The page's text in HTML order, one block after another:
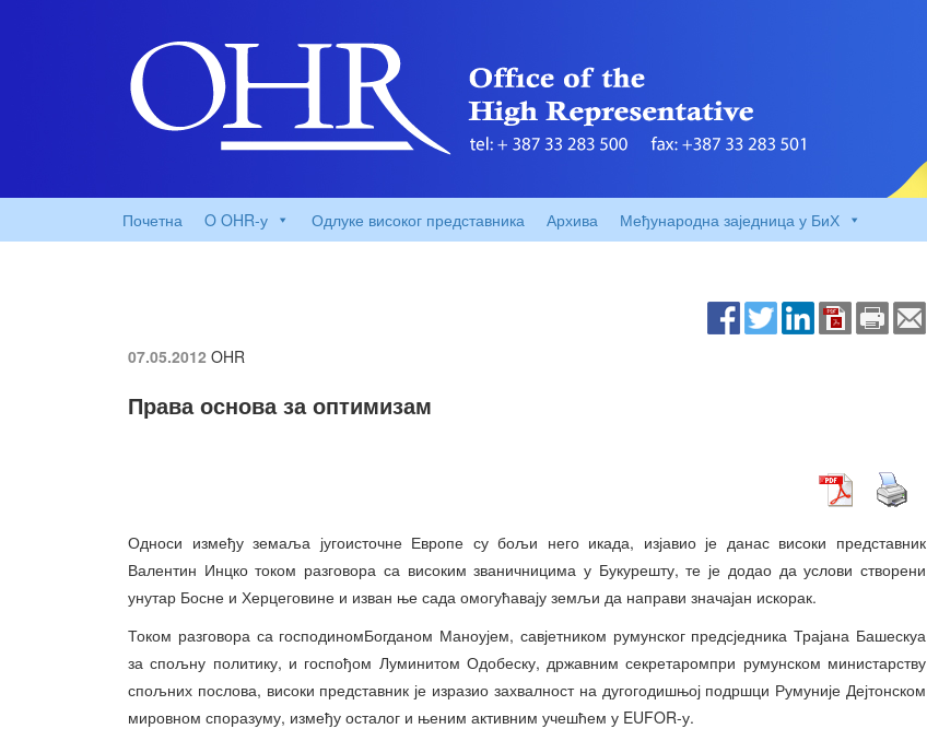
Почетна O OHR-у Одлуке високог представника Архива Међународна заједница у БиХ
07.05.2012 OHR
Права основа за оптимизам
Односи између земаља југоисточне Европе су бољи него икада, изјавио је данас високи представник
Валентин Инцко током разговора са високим званичницима у Букурешту, те је додао да услови створени
унутар Босне и Херцеговине и изван ње сада омогућавају земљи да направи значајан искорак.
Током разговора са господиномБогданом Маноујем, савјетником румунског предсједника Трајана Башескуа
за спољну политику, и госпођом Луминитом Одобеску, државним секретаромпри румунском министарству
спољних послова, високи представник је изразио захвалност на дугогодишњој подршци Румуније Дејтонском
мировном споразуму, између осталог и њеним активним учешћем у EUFOR-у.